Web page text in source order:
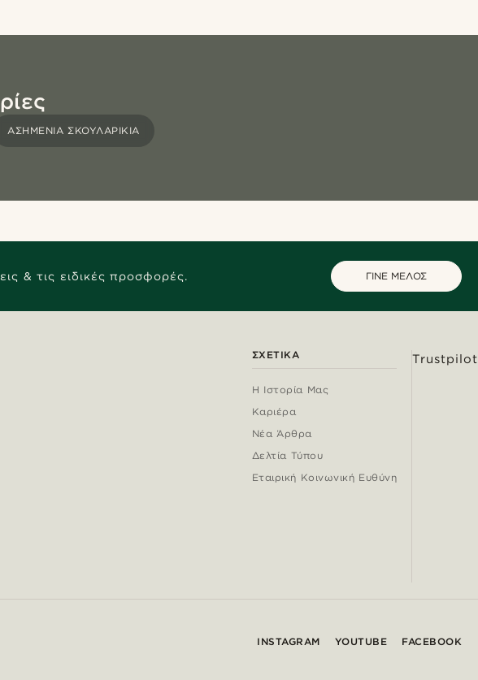
ΑΣΗΜΈΝΙΑ ΣΚΟΥΛΑΡΊΚΙΑ
& τις ειδικές προσφορές. ΓΙΝΕ ΜΕΛΟΣ
ΣΧΕΤΙΚΆ
Η Ιστορία Μας
Καριέρα
Νέα Άρθρα
Δελτία Τύπου
Εταιρική Κοινωνική Ευθύνη
Trustpilot
INSTAGRAM YOUTUBE FACEBOOK